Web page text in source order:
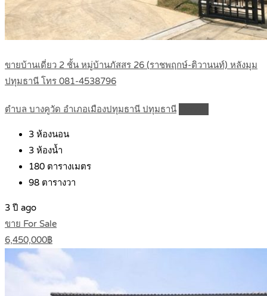
ขายบ้านเดี่ยว 2 ชั้น หมู่บ้านภัสสร 26 (ราชพฤกษ์-ติวานนท์) หลังมุม
ปทุมธานี โทร 081-4538796
ตำบล บางคูวัด อำเภอเมืองปทุมธานี ปทุมธานี
3 ห้องนอน
3 ห้องน้ำ
180 ตารางเมตร
98 ตารางวา
3 ปี ago
ขาย For Sale
6,450,000฿